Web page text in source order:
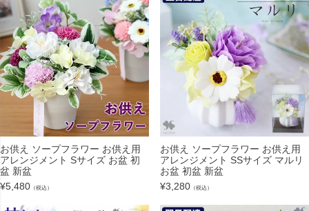
お供え ソープフラワー お供え用
アレンジメント Sサイズ お盆 初
盆 新盆
¥5,480 （税込）
お供え ソープフラワー お供え用
アレンジメント SSサイズ マルリ
お盆 初盆 新盆
¥3,280 （税込）